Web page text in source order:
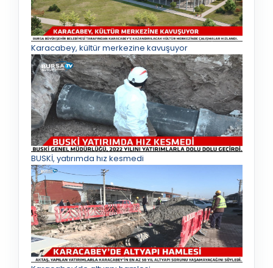
Karacabey, kültür merkezine kavuşuyor
BUSKİ, yatırımda hız kesmedi